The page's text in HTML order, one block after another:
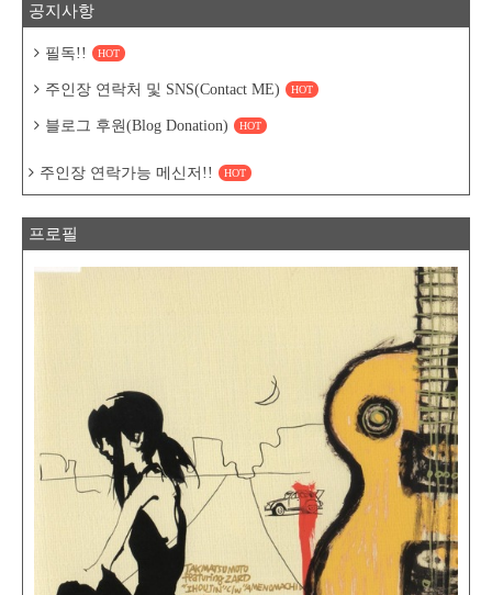
공지사항
필독!! HOT
주인장 연락처 및 SNS(Contact ME) HOT
블로그 후원(Blog Donation) HOT
주인장 연락가능 메신저!! HOT
프로필